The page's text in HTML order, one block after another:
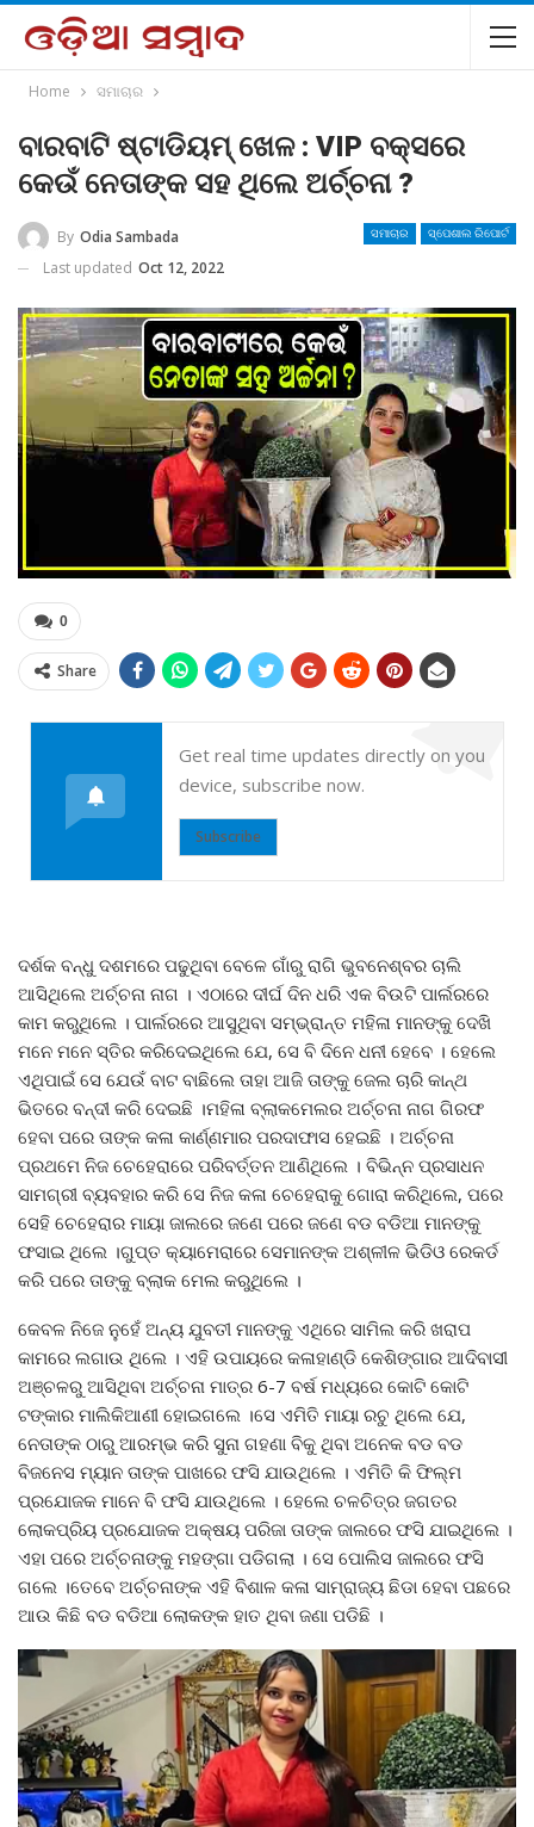
Home ସମାଚାର
ବାରବାଟି ଷ୍ଟାଡିୟମ୍ ଖେଳ : VIP ବକ୍ସରେ
କେଉଁ ନେତାଙ୍କ ସହ ଥିଲେ ଅର୍ଚ୍ଚନା ?
ସମାଚାର ସ୍ପେଶାଲ ରିପୋର୍ଟ
By Odia Sambada
Last updated Oct 12, 2022
0
Share
Get real time updates directly on you
device, subscribe now.
Subscribe
ଦର୍ଶକ ବନ୍ଧୁ ଦଶମରେ ପଢୁଥିବା ବେଳେ ଗାଁରୁ ରାଗି ଭୁବନେଶ୍ବର ଚାଲି
ଆସିଥିଲେ ଅର୍ଚ୍ଚନା ନାଗ । ଏଠାରେ ଦୀର୍ଘ ଦିନ ଧରି ଏକ ବିଉଟି ପାର୍ଲରରେ
କାମ କରୁଥିଲେ । ପାର୍ଲରରେ ଆସୁଥିବା ସମ୍ଭ୍ରାନ୍ତ ମହିଳା ମାନଙ୍କୁ ଦେଖି
ମନେ ମନେ ସ୍ତିର କରିଦେଇଥିଲେ ଯେ, ସେ ବି ଦିନେ ଧନୀ ହେବେ । ହେଲେ
ଏଥିପାଇଁ ସେ ଯେଉଁ ବାଟ ବାଛିଲେ ତାହା ଆଜି ତାଙ୍କୁ ଜେଲ ଚାରି କାନ୍ଥ
ଭିତରେ ବନ୍ଦୀ କରି ଦେଇଛି ।ମହିଳା ବ୍ଲାକମେଲର ଅର୍ଚ୍ଚନା ନାଗ ଗିରଫ
ହେବା ପରେ ତାଙ୍କ କଳା କାର୍ଣ୍ଣମାର ପରଦାଫାସ ହେଇଛି । ଅର୍ଚ୍ଚନା
ପ୍ରଥମେ ନିଜ ଚେହେରାରେ ପରିବର୍ତ୍ତନ ଆଣିଥିଲେ । ବିଭିନ୍ନ ପ୍ରସାଧନ
ସାମଗ୍ରୀ ବ୍ୟବହାର କରି ସେ ନିଜ କଳା ଚେହେରାକୁ ଗୋରା କରିଥିଲେ, ପରେ
ସେହି ଚେହେରାର ମାୟା ଜାଲରେ ଜଣେ ପରେ ଜଣେ ବଡ ବଡିଆ ମାନଙ୍କୁ
ଫସାଇ ଥିଲେ ।ଗୁପ୍ତ କ୍ୟାମେରାରେ ସେମାନଙ୍କ ଅଶ୍ଳୀଳ ଭିଡିଓ ରେକର୍ଡ
କରି ପରେ ତାଙ୍କୁ ବ୍ଲାକ ମେଲ କରୁଥିଲେ ।
କେବଳ ନିଜେ ନୁହେଁ ଅନ୍ୟ ଯୁବତୀ ମାନଙ୍କୁ ଏଥିରେ ସାମିଲ କରି ଖରାପ
କାମରେ ଲଗାଉ ଥିଲେ । ଏହି ଉପାୟରେ କଳାହାଣ୍ଡି କେଶିଙ୍ଗାର ଆଦିବାସୀ
ଅଞ୍ଚଳରୁ ଆସିଥିବା ଅର୍ଚ୍ଚନା ମାତ୍ର 6-7 ବର୍ଷ ମଧ୍ୟରେ କୋଟି କୋଟି
ଟଙ୍କାର ମାଲିକିଆଣୀ ହୋଇଗଲେ ।ସେ ଏମିତି ମାୟା ରଚୁ ଥିଲେ ଯେ,
ନେତାଙ୍କ ଠାରୁ ଆରମ୍ଭ କରି ସୁନା ଗହଣା ବିକୁ ଥିବା ଅନେକ ବଡ ବଡ
ବିଜନେସ ମ୍ୟାନ ତାଙ୍କ ପାଖରେ ଫସି ଯାଉଥିଲେ । ଏମିତି କି ଫିଲ୍ମ
ପ୍ରଯୋଜକ ମାନେ ବି ଫସି ଯାଉଥିଲେ । ହେଲେ ଚଳଚିତ୍ର ଜଗତର
ଲୋକପ୍ରିୟ ପ୍ରଯୋଜକ ଅକ୍ଷୟ ପରିଜା ତାଙ୍କ ଜାଲରେ ଫସି ଯାଇଥିଲେ ।
ଏହା ପରେ ଅର୍ଚ୍ଚନାଙ୍କୁ ମହଙ୍ଗା ପଡିଗଲା । ସେ ପୋଲିସ ଜାଲରେ ଫସି
ଗଲେ ।ତେବେ ଅର୍ଚ୍ଚନାଙ୍କ ଏହି ବିଶାଳ କଳା ସାମ୍ରାଜ୍ୟ ଛିଡା ହେବା ପଛରେ
ଆଉ କିଛି ବଡ ବଡିଆ ଲୋକଙ୍କ ହାତ ଥିବା ଜଣା ପଡିଛି ।